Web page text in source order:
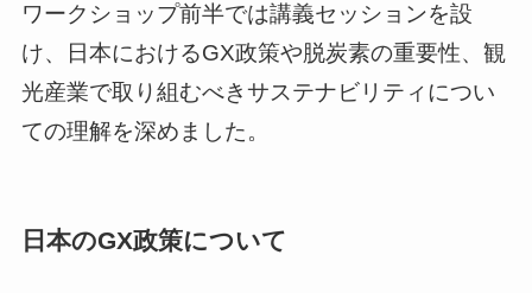
ワークショップ前半では講義セッションを設
け、日本におけるGX政策や脱炭素の重要性、観
光産業で取り組むべきサステナビリティについ
ての理解を深めました。
日本のGX政策について